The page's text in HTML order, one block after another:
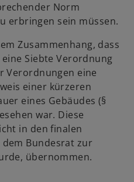
Norm
erbringen sein müssen.
Zusammenhang, dass
Siebte Verordnung
Verordnungen eine
einer kürzeren
eines Gebäudes (§
war. Diese
in den finalen
Bundesrat zur
übernommen.